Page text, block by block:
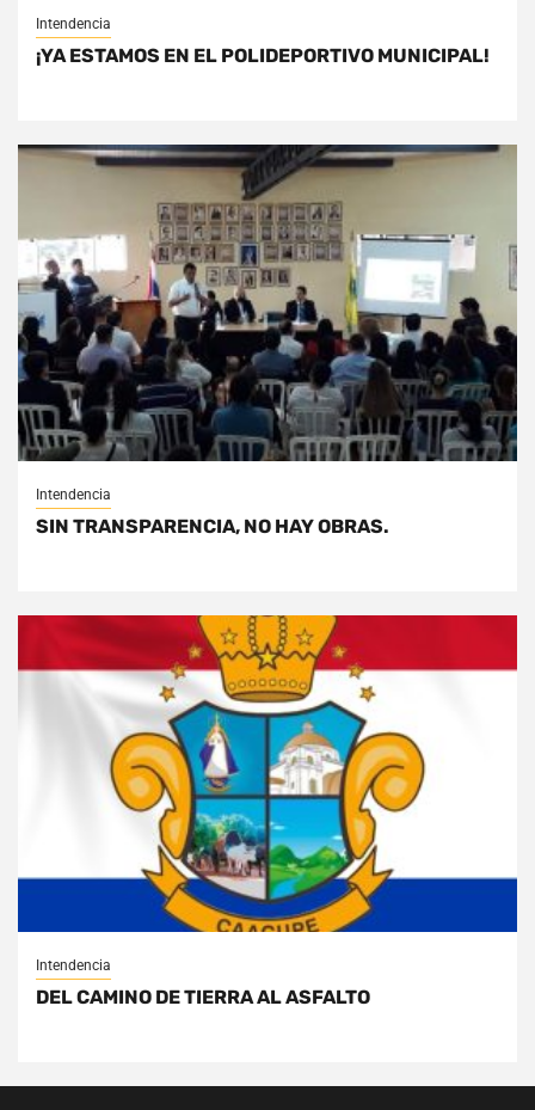
Intendencia
¡YA ESTAMOS EN EL POLIDEPORTIVO MUNICIPAL!
Intendencia
SIN TRANSPARENCIA, NO HAY OBRAS.
Intendencia
DEL CAMINO DE TIERRA AL ASFALTO